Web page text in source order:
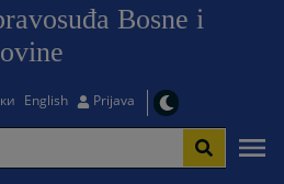
Bosne i
English Prijava